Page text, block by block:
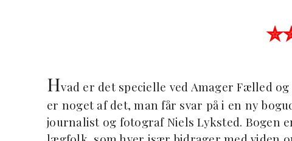
Hvad er det specielle ved Amager Fælled
er noget af det, man får svar på i en ny
journalist og fotograf Niels Lyksted. Bogen